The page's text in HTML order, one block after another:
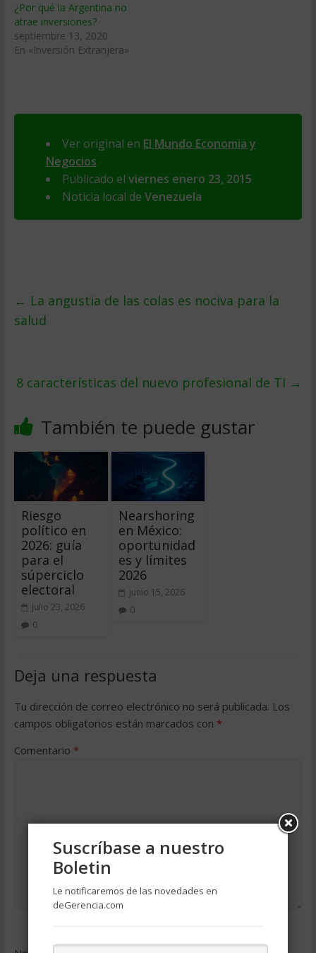
¿Por qué la Argentina no
atrae inversiones?
septiembre 13, 2020
En «Inversión Extranjera»
Ver original en El Mundo Economia y
Negocios
Publicado el viernes enero 23, 2015
Noticia local de Venezuela
← La angustia de las colas es nociva para la
salud
8 características del nuevo profesional de TI →
También te puede gustar
Riesgo
político en
2026: guía
para el
súperciclo
electoral
julio 23, 2026
0
Nearshoring
en México:
oportunidad
es y límites
2026
junio 15, 2026
0
Deja una respuesta
Tu dirección de correo electrónico no será publicada. Los
campos obligatorios están marcados con *
Comentario *
Suscríbase a nuestro
Boletin
Le notificaremos de las novedades en
deGerencia.com